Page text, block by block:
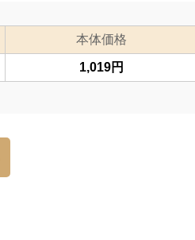
本体価格
1,019円